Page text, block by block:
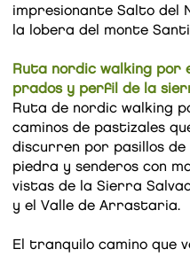
impresionante Salto del
la lobera del monte
Ruta nordic walking por
prados y perfil de la
Ruta de nordic walking
caminos de pastizales
discurren por pasillos de
piedra y senderos con
vistas de la Sierra
y el Valle de Arrastaria.
El tranquilo camino que